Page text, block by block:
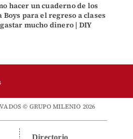
hacer un cuaderno de los
Boys para el regreso a clases
mucho dinero | DIY
© GRUPO MILENIO 2026